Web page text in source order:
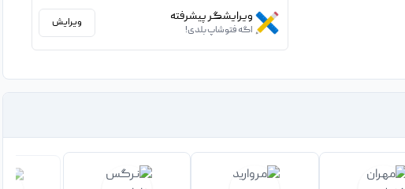
ویرایشگر پیشرفته
اگه فتوشاپ بلدی!
ویرایش